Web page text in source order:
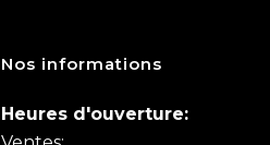
Nos informations
Heures d'ouverture: